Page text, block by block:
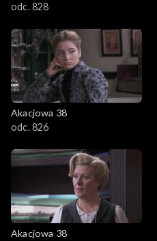
odc. 828
Akacjowa 38
odc. 826
Akacjowa 38